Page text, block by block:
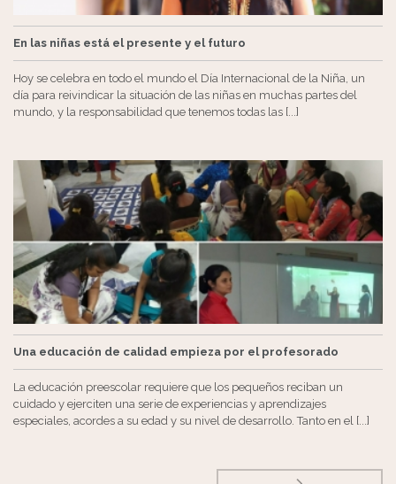
En las niñas está el presente y el futuro
Hoy se celebra en todo el mundo el Día Internacional de la Niña, un
día para reivindicar la situación de las niñas en muchas partes del
mundo, y la responsabilidad que tenemos todas las [...]
Una educación de calidad empieza por el profesorado
La educación preescolar requiere que los pequeños reciban un
cuidado y ejerciten una serie de experiencias y aprendizajes
especiales, acordes a su edad y su nivel de desarrollo. Tanto en el [...]